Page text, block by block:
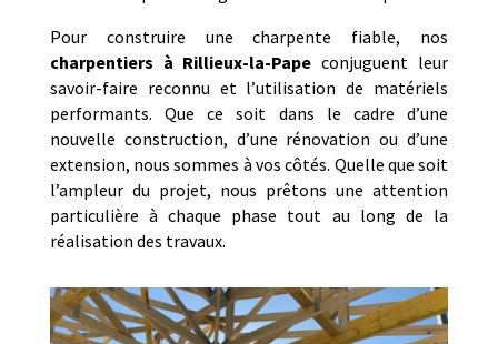
Pour construire une charpente fiable, nos
charpentiers à Rillieux-la-Pape conjuguent leur
savoir-faire reconnu et l’utilisation de matériels
performants. Que ce soit dans le cadre d’une
nouvelle construction, d’une rénovation ou d’une
extension, nous sommes à vos côtés. Quelle que soit
l’ampleur du projet, nous prêtons une attention
particulière à chaque phase tout au long de la
réalisation des travaux.